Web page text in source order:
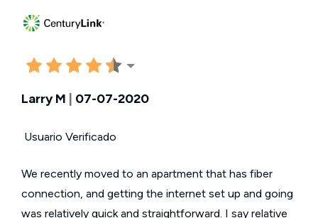
Larry M | 07-07-2020
Usuario Verificado
We recently moved to an apartment that has fiber
connection, and getting the internet set up and going
was relatively quick and straightforward. I say relative